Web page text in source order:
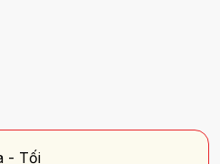
- Tối